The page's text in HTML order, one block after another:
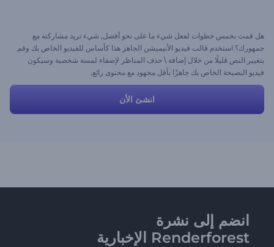
هل قمت بخمس خطوات لفعل شيء ما على نحو أفضل, شيء تريد مشاركته مع
جمهورك؟ استخدم قالب فيديو الأنيميشن الجاهز هذا كأساس للفيديو الخاص بك وقم
بتغيير النص قليلًا من خلال إضافة \ حذف المناظر لإضفاء لمسة شخصية وسيكون
فيديو النصيحة الخاص بك جاهزًا بأقل مجهود مع محتوى رائع.
انشئ الأن
انضم إلى نشرة
Renderforest الإخبارية